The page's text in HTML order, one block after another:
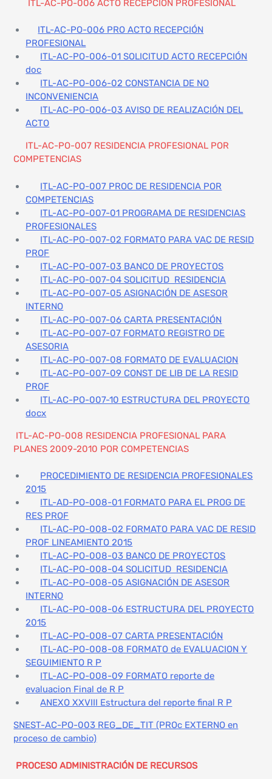
ITL-AC-PO-006 ACTO RECEPCIÓN PROFESIONAL
ITL-AC-PO-006 PRO ACTO RECEPCIÓN
PROFESIONAL
ITL-AC-PO-006-01 SOLICITUD ACTO RECEPCIÓN
doc
ITL-AC-PO-006-02 CONSTANCIA DE NO
INCONVENIENCIA
ITL-AC-PO-006-03 AVISO DE REALIZACIÓN DEL
ACTO
ITL-AC-PO-007 RESIDENCIA PROFESIONAL POR
COMPETENCIAS
ITL-AC-PO-007 PROC DE RESIDENCIA POR
COMPETENCIAS
ITL-AC-PO-007-01 PROGRAMA DE RESIDENCIAS
PROFESIONALES
ITL-AC-PO-007-02 FORMATO PARA VAC DE RESID
PROF
ITL-AC-PO-007-03 BANCO DE PROYECTOS
ITL-AC-PO-007-04 SOLICITUD RESIDENCIA
ITL-AC-PO-007-05 ASIGNACIÓN DE ASESOR
INTERNO
ITL-AC-PO-007-06 CARTA PRESENTACIÓN
ITL-AC-PO-007-07 FORMATO REGISTRO DE
ASESORIA
ITL-AC-PO-007-08 FORMATO DE EVALUACION
ITL-AC-PO-007-09 CONST DE LIB DE LA RESID
PROF
ITL-AC-PO-007-10 ESTRUCTURA DEL PROYECTO
docx
ITL-AC-PO-008 RESIDENCIA PROFESIONAL PARA
PLANES 2009-2010 POR COMPETENCIAS
PROCEDIMIENTO DE RESIDENCIA PROFESIONALES
2015
ITL-AD-PO-008-01 FORMATO PARA EL PROG DE
RES PROF
ITL-AC-PO-008-02 FORMATO PARA VAC DE RESID
PROF LINEAMIENTO 2015
ITL-AC-PO-008-03 BANCO DE PROYECTOS
ITL-AC-PO-008-04 SOLICITUD RESIDENCIA
ITL-AC-PO-008-05 ASIGNACIÓN DE ASESOR
INTERNO
ITL-AC-PO-008-06 ESTRUCTURA DEL PROYECTO
2015
ITL-AC-PO-008-07 CARTA PRESENTACIÓN
ITL-AC-PO-008-08 FORMATO de EVALUACION Y
SEGUIMIENTO R P
ITL-AC-PO-008-09 FORMATO reporte de
evaluacion Final de R P
ANEXO XXVIII Estructura del reporte final R P
SNEST-AC-PO-003 REG_DE_TIT (PROc EXTERNO en
proceso de cambio)
PROCESOADMINISTRACIÓN DE RECURSOS